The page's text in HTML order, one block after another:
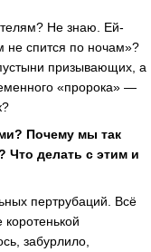
Не знаю. Ей-
не спится по ночам»?
призывающих, а
«пророка» —
Почему мы так
Что делать с этим и
пертрубаций. Всё
забурлило,